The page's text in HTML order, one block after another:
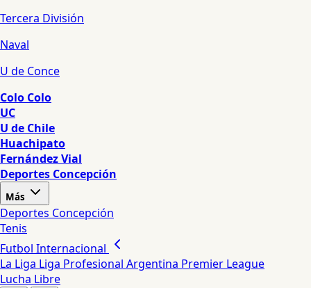
Tercera División
Naval
U de Conce
Colo Colo
UC
U de Chile
Huachipato
Fernández Vial
Deportes Concepción
Más
Deportes Concepción
Tenis
Futbol Internacional
La Liga Liga Profesional Argentina Premier League
Lucha Libre